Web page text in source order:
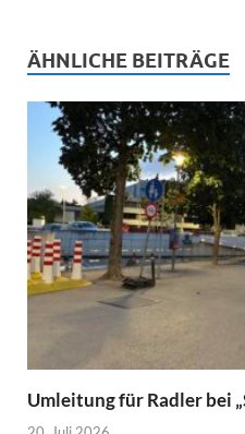
ÄHNLICHE BEITRÄGE
Umleitung für Radler bei